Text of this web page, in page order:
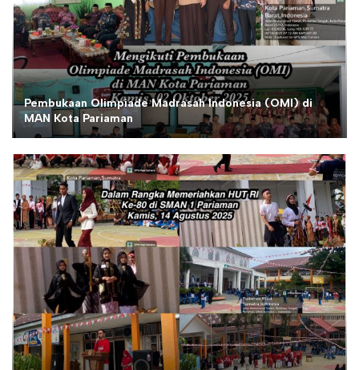
Pembukaan Olimpiade Madrasah Indonesia (OMI) di
MAN Kota Pariaman